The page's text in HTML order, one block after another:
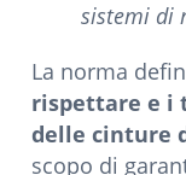
sistemi di
La norma
rispettare e i
delle cinture
scopo di